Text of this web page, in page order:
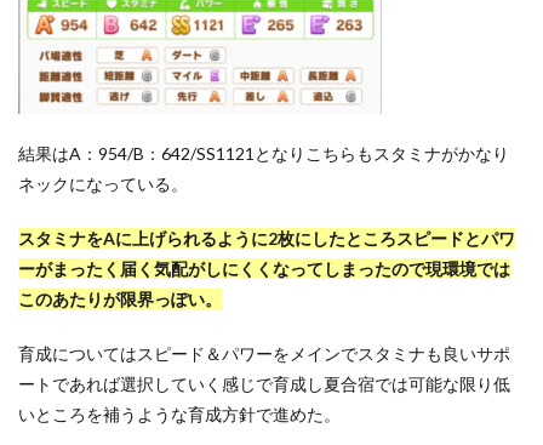
結果はA：954/B：642/SS1121となりこちらもスタミナがかなり
ネックになっている。
スタミナをAに上げられるように2枚にしたところスピードとパワ
ーがまったく届く気配がしにくくなってしまったので現環境では
このあたりが限界っぽい。
育成についてはスピード＆パワーをメインでスタミナも良いサポ
ートであれば選択していく感じで育成し夏合宿では可能な限り低
いところを補うような育成方針で進めた。